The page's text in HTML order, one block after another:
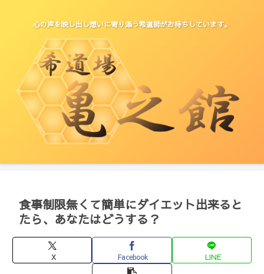
心の声を映し出し想いに寄り添う希道師がお待ちしています。
食事制限無くて簡単にダイエット出来ると
たら、あなたはどうする？
X Facebook LINE